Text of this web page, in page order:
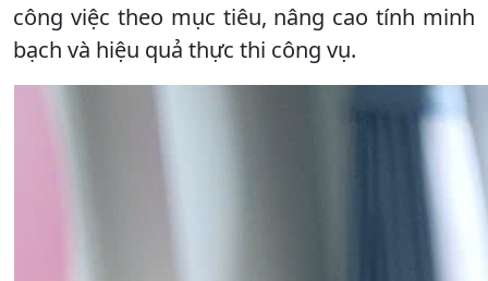
công việc theo mục tiêu, nâng cao tính minh
bạch và hiệu quả thực thi công vụ.